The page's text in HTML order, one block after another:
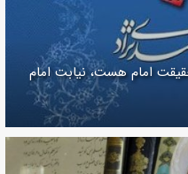
امام هست، نیابت امام